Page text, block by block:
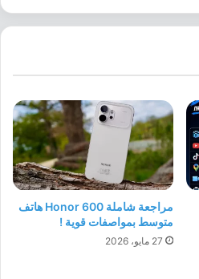
مراجعة شاملة Honor 600 هاتف
متوسط بمواصفات قوية !
27 مايو، 2026